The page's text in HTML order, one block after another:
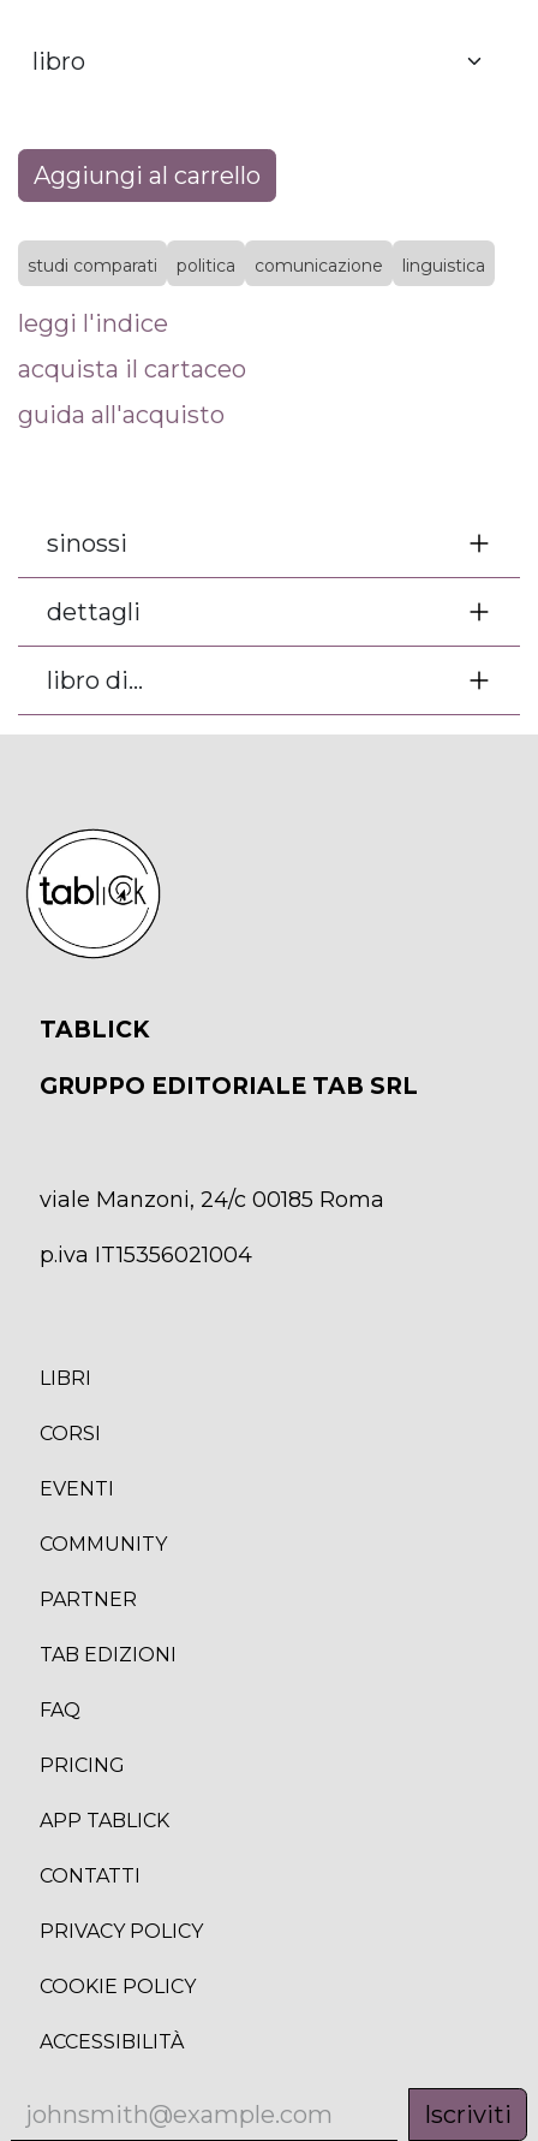
Aggiungi al carrello
studi comparati politica comunicazione linguistica
leggi l'indice
acquista il cartaceo
guida all'acquisto
sinossi
dettagli
libro di...
TABLICK
GRUPPO EDITORIALE TAB SRL
viale Manzoni, 24/c 00185 Roma
p.iva IT15356021004
LIBRI
CORSI
EVENTI
COMMUNITY
PARTNER
TAB EDIZIONI
FAQ
PRICING
APP TABLICK
CONTATTI
PRIVACY POLICY
COOKIE POLICY
ACCESSIBILITÀ
Iscriviti